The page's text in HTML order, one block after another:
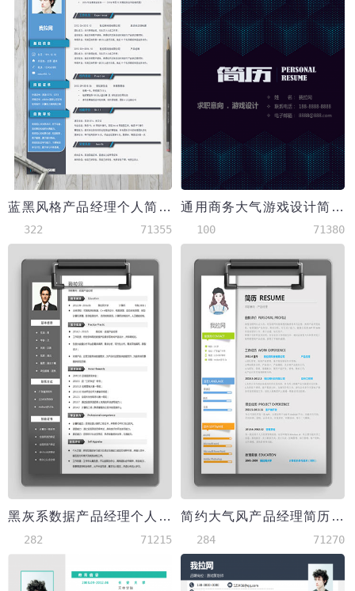
蓝黑风格产品经理个人简历模板
322 71355
通用商务大气游戏设计简历套装
100 71380
黑灰系数据产品经理个人简历模板
282 71215
简约大气风产品经理简历模板
284 71270